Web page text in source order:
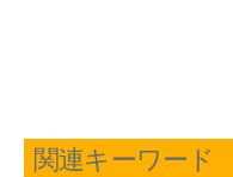
関連キーワード